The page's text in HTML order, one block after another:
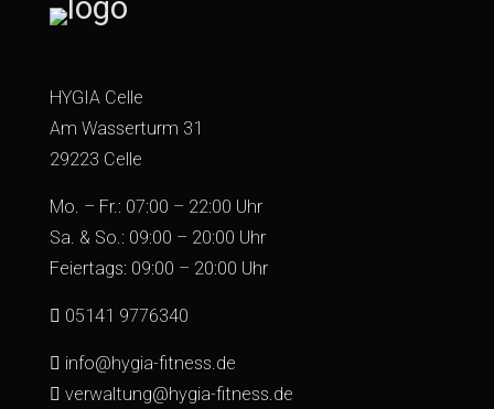
HYGIA Celle
Am Wasserturm 31
29223 Celle
Mo. – Fr.: 07:00 – 22:00 Uhr
Sa. & So.: 09:00 – 20:00 Uhr
Feiertags: 09:00 – 20:00 Uhr
05141 9776340
info@hygia-fitness.de
verwaltung@hygia-fitness.de